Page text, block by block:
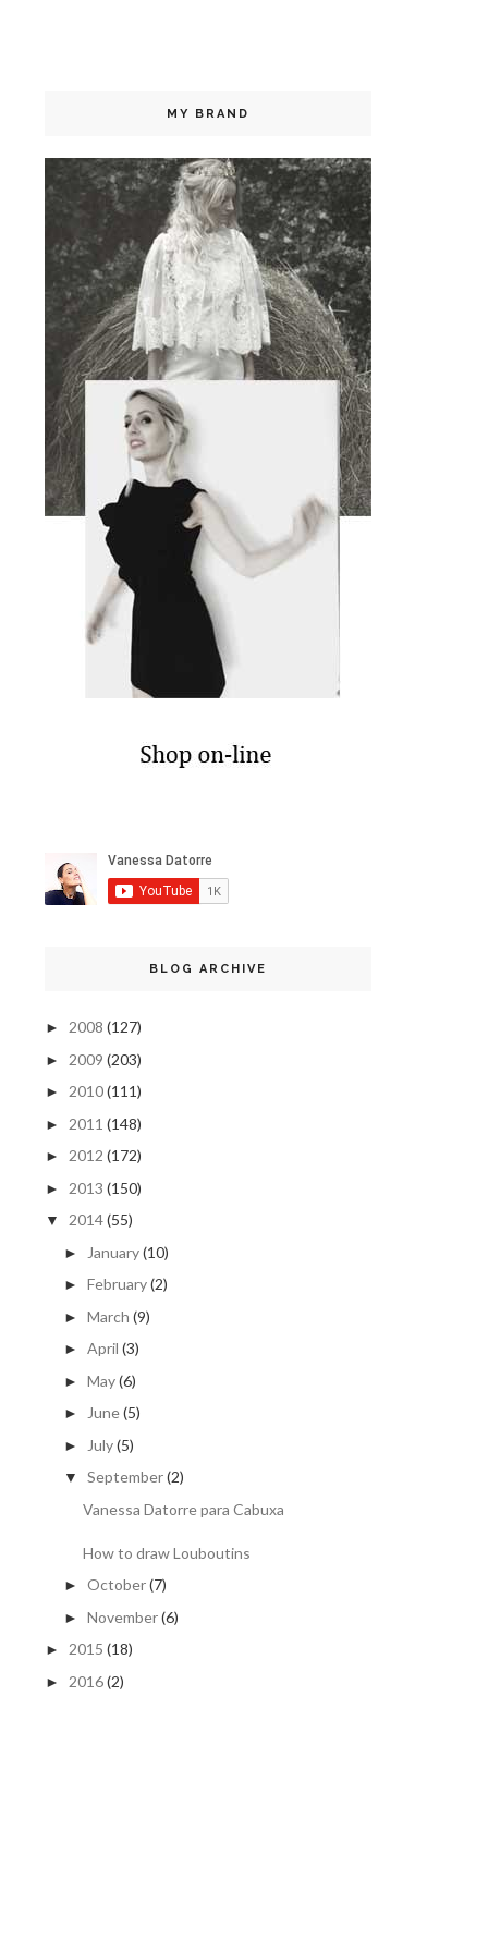
MY BRAND
BLOG ARCHIVE
► 2008 (127)
► 2009 (203)
► 2010(111)
► 2011 (148)
► 2012 (172)
► 2013 (150)
▼ 2014(55)
► January(10)
► February(2)
► March (9)
► April (3)
► May(6)
► June(5)
► July(5)
▼ September(2)
Vanessa Datorre para Cabuxa
How to draw Louboutins
► October(7)
► November(6)
► 2015 (18)
► 2016(2)